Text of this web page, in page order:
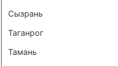
Сызрань
Таганрог
Тамань